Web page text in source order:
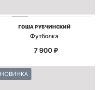
ГОША РУБЧИНСКИЙ
Футболка
7 900₽
НОВИНКА